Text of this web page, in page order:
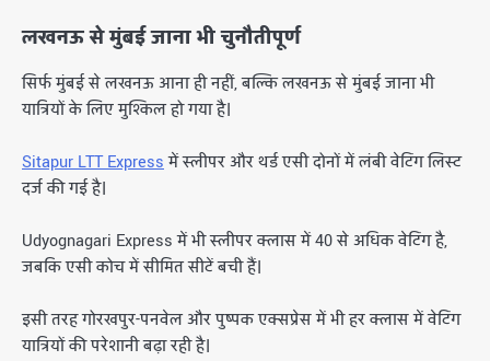
लखनऊ से मुंबई जाना भी चुनौतीपूर्ण
सिर्फ मुंबई से लखनऊ आना ही नहीं, बल्कि लखनऊ से मुंबई जाना भी
यात्रियों के लिए मुश्किल हो गया है।
Sitapur LTT Expressमें स्लीपर और थर्ड एसी दोनों में लंबी वेटिंग लिस्ट
दर्ज की गई है।
Udyognagari Expressमें भी स्लीपर क्लास में 40 से अधिक वेटिंग है,
जबकि एसी कोच में सीमित सीटें बची हैं।
इसी तरह गोरखपुर-पनवेल और पुष्पक एक्सप्रेस में भी हर क्लास में वेटिंग
यात्रियों की परेशानी बढ़ा रही है।